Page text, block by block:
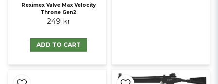
Reximex Valve Max Velocity
Throne Gen2
249 kr
ADD TO CART